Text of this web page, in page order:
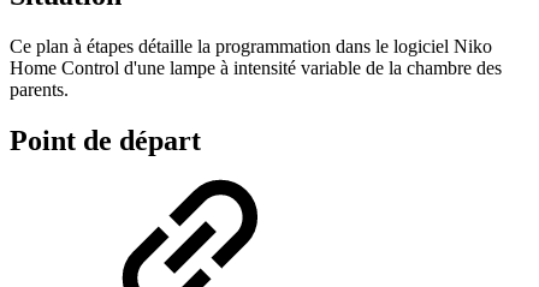
Ce plan à étapes détaille la programmation dans le logiciel Niko
Home Control d'une lampe à intensité variable de la chambre des
parents.
Point de départ